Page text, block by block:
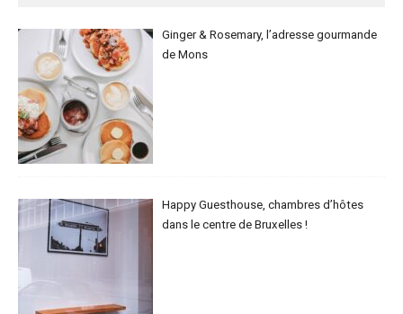
Ginger & Rosemary, l’adresse gourmande
de Mons
Happy Guesthouse, chambres d’hôtes
dans le centre de Bruxelles !